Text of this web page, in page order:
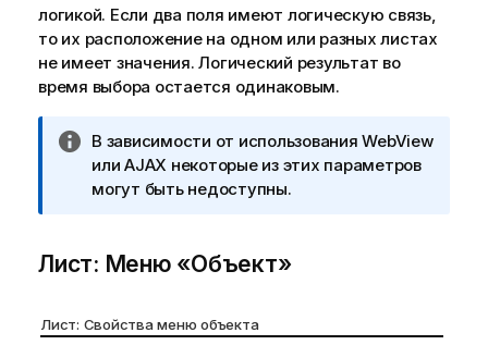
логикой. Если два поля имеют логическую связь,
то их расположение на одном или разных листах
не имеет значения. Логический результат во
время выбора остается одинаковым.
П
р
и
ч
и
В зависимости от использования WebView
или AJAX некоторые из этих параметров
могут быть недоступны.
Лист: Меню «Объект»
Лист: Свойства меню объекта